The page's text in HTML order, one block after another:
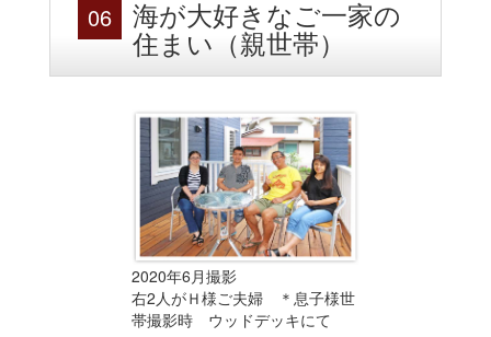
06
海が大好きなご一家の
住まい（親世帯）
2020年6月撮影
右2人がＨ様ご夫婦 ＊息子様世
帯撮影時 ウッドデッキにて